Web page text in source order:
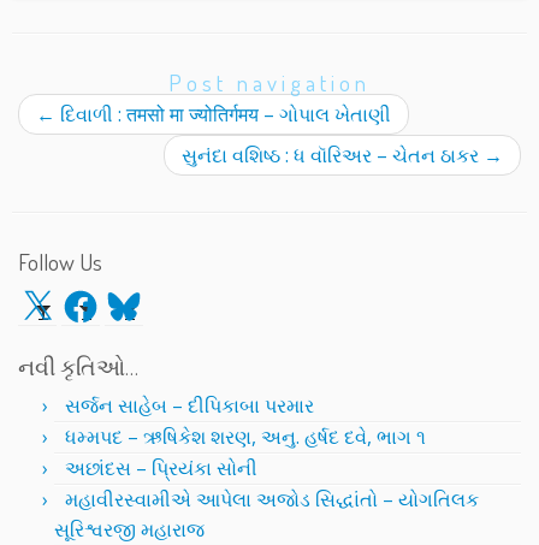
Post navigation
← દિવાળી : तमसो मा ज्योतिर्गमय – ગોપાલ ખેતાણી
સુનંદા વશિષ્ઠ : ધ વૉરિઅર – ચેતન ઠાકર →
Follow Us
X Facebook
Bluesky
નવી કૃતિઓ…
સર્જન સાહેબ – દીપિકાબા પરમાર
ધમ્મપદ – ઋષિકેશ શરણ, અનુ. હર્ષદ દવે, ભાગ ૧
અછાંદસ – પ્રિયંકા સોની
મહાવીરસ્વામીએ આપેલા અજોડ સિદ્ધાંતો – યોગતિલક
સૂરિશ્વરજી મહારાજ